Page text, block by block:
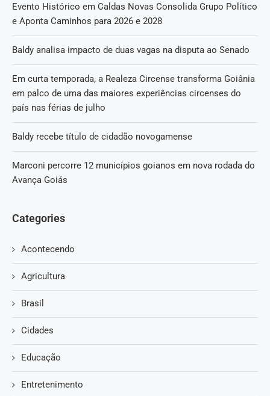
Evento Histórico em Caldas Novas Consolida Grupo Político
e Aponta Caminhos para 2026 e 2028
Baldy analisa impacto de duas vagas na disputa ao Senado
Em curta temporada, a Realeza Circense transforma Goiânia
em palco de uma das maiores experiências circenses do
país nas férias de julho
Baldy recebe título de cidadão novogamense
Marconi percorre 12 municípios goianos em nova rodada do
Avança Goiás
Categories
Acontecendo
Agricultura
Brasil
Cidades
Educação
Entretenimento